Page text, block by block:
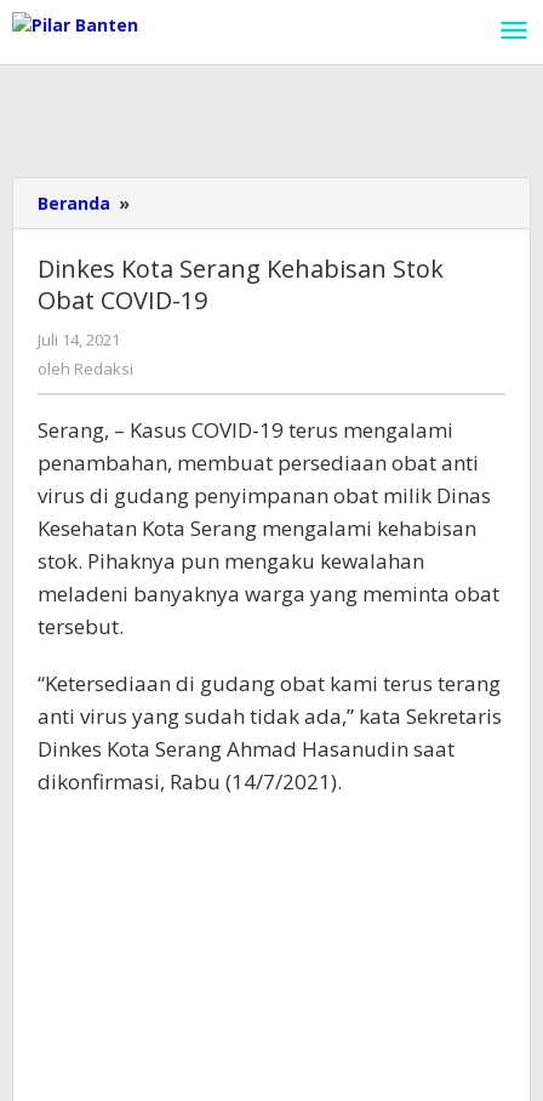
Lewati
ke
konten
Beranda »
Kota
Kehabisan
Stok
Dinkes Kota Serang Kehabisan Stok
Obat COVID-19
Juli 14, 2021
oleh Redaksi
Serang, – Kasus COVID-19 terus mengalami
penambahan, membuat persediaan obat anti
virus di gudang penyimpanan obat milik Dinas
Kesehatan Kota Serang mengalami kehabisan
stok. Pihaknya pun mengaku kewalahan
meladeni banyaknya warga yang meminta obat
tersebut.
“Ketersediaan di gudang obat kami terus terang
anti virus yang sudah tidak ada,” kata Sekretaris
Dinkes Kota Serang Ahmad Hasanudin saat
dikonfirmasi, Rabu (14/7/2021).